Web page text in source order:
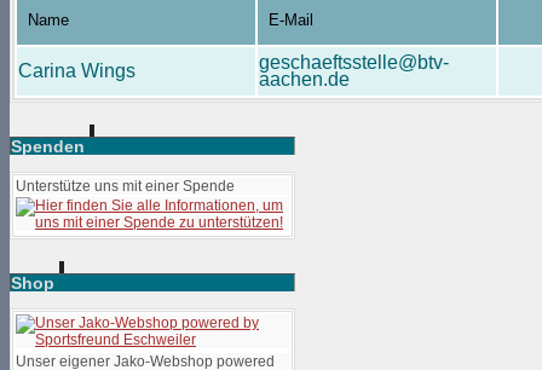
Name E-Mail
Carina Wings
geschaeftsstelle@btv-
aachen.de
Spenden
Unterstütze uns mit einer Spende
Shop
Unser eigener Jako-Webshop powered